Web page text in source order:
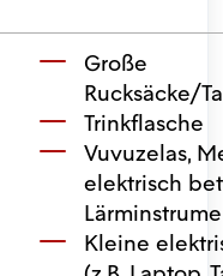
Große
Rucksäcke/
Trinkflasche
Vuvuzelas,
elektrisch
Kleine